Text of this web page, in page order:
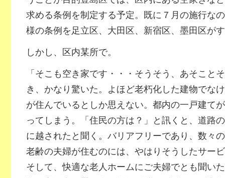
求める条例を制定する予定。既に７月の施行な
様の条例を足立区、大田区、新宿区、墨田区が
しかし、区内某所で。
「そこも空き家です・・・そうそう、あそこと
き、かなり驚いた。よほど老朽化した建物でな
が住んでいるとしか思えない。都内の一戸建て
ってしまう。「住民の方は？」と訊くと、道路
に越されたと聞く。バリアフリーであり、数々
老齢の夫婦が住むのには、やはりそうしたサー
そして、快適な老人ホームにご夫婦でとも聞い